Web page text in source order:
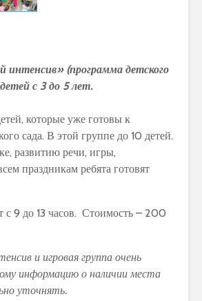
интенсив» (программа детского
с 3 до 5 лет.
которые уже готовы к
сада. В этой группе до 10 детей.
развитию речи, игры,
праздникам ребята готовят
с 9 до 13 часов. Стоимость – 200
и игровая группа очень
информацию о наличии места
уточнять.